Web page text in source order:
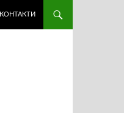
КОНТАКТИ